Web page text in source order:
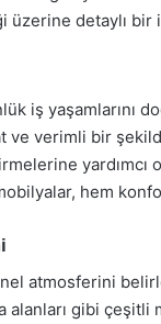
üzerine detaylı bir
iş
ve verimli bir
yardımcı
hem
atmosferini
alanları gibi